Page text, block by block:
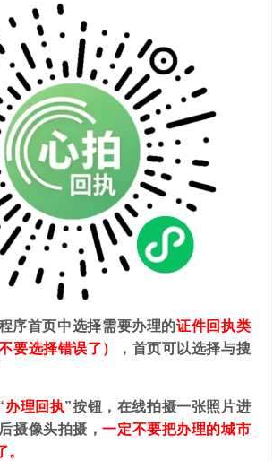
序首页中选择需要办理的证件回执类
要选择错误了）
，首页可以选择与搜
办理回执”按钮，在线拍摄一张照片进
摄像头拍摄，一定不要把办理的城市
。